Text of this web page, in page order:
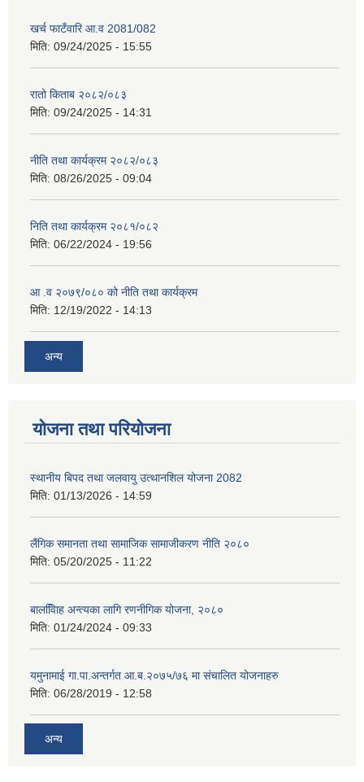
खर्च फाटँवारि आ.व 2081/082
मिति: 09/24/2025 - 15:55
रातो किताब २०८२/०८३
मिति: 09/24/2025 - 14:31
नीति तथा कार्यक्रम २०८२/०८३
मिति: 08/26/2025 - 09:04
निति तथा कार्यक्रम २०८१/०८२
मिति: 06/22/2024 - 19:56
आ .व २०७९/०८० को नीति तथा कार्यक्रम
मिति: 12/19/2022 - 14:13
अन्य
योजना तथा परियोजना
स्थानीय बिपद तथा जलवायु उत्थानशिल योजना 2082
मिति: 01/13/2026 - 14:59
लैंगिक समानता तथा सामाजिक सामाजीकरण नीति २०८०
मिति: 05/20/2025 - 11:22
बालवििाह अन्त्यका लागि रणनीगिक योजना, २०८०
मिति: 01/24/2024 - 09:33
यमुनामाई गा.पा.अन्तर्गत आ.ब.२०७५/७६ मा संचालित योजनाहरु
मिति: 06/28/2019 - 12:58
अन्य